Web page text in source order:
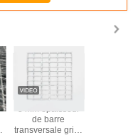
3 mm épaisseur
de barre
transversale grille